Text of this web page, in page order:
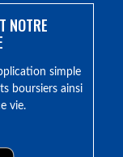
NOTRE
simple
boursiers ainsi
vie.